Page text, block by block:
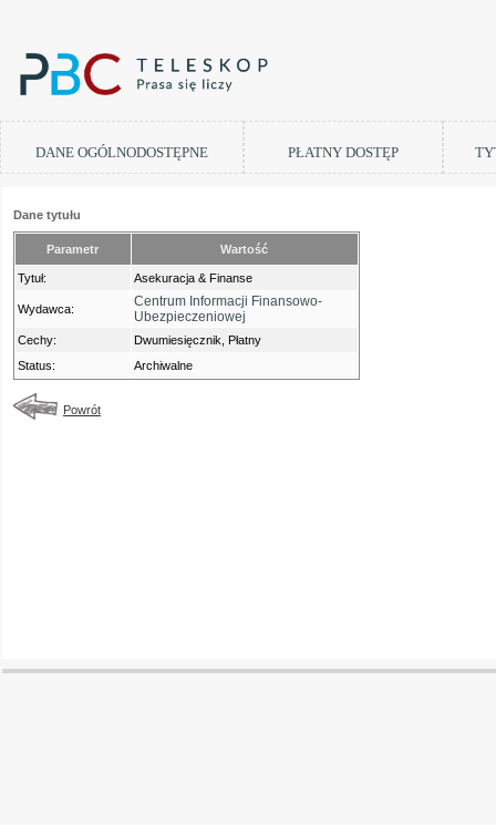
DANE OGÓLNODOSTĘPNE PŁATNY DOSTĘP
Dane tytułu
Parametr Wartość
Tytuł: Asekuracja & Finanse
Wydawca:
Centrum Informacji Finansowo-
Ubezpieczeniowej
Cechy:
Dwumiesięcznik, Płatny
Status:
Archiwalne
Powrót